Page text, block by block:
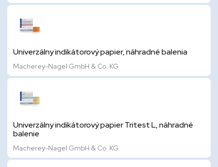
Univerzálny indikátorový papier, náhradné balenia
Macherey-Nagel GmbH & Co. KG
Univerzálny indikátorový papier Tritest L, náhradné
balenie
Macherey-Nagel GmbH & Co. KG